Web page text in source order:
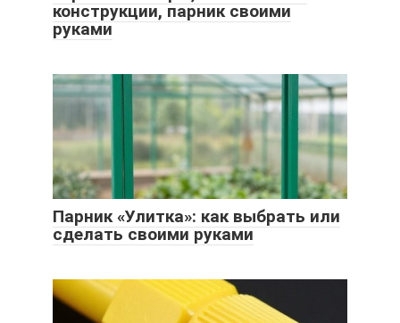
конструкции, парник своими
руками
Парник «Улитка»: как выбрать или
сделать своими руками